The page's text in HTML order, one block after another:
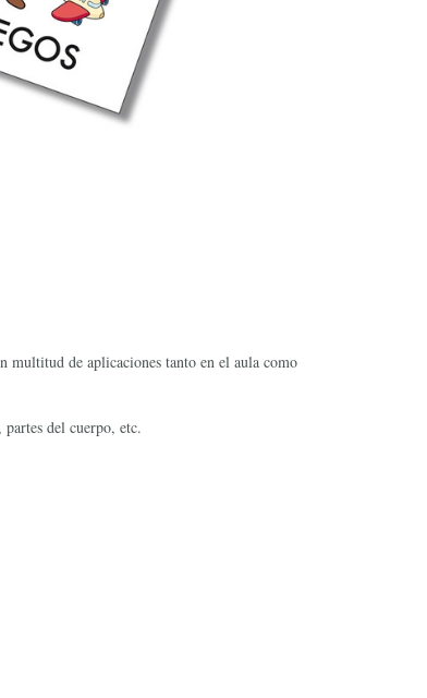
multitud de aplicaciones tanto en el aula como
del cuerpo, etc.